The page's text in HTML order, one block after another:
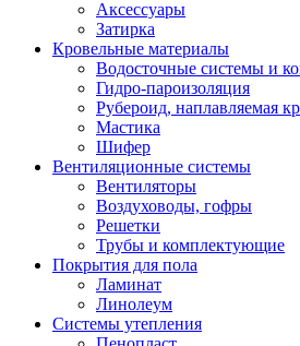
Аксессуары
Затирка
Кровельные материалы
Водосточные системы и
Гидро-пароизоляция
Рубероид, наплавляемая
Мастика
Шифер
Вентиляционные системы
Вентиляторы
Воздуховоды, гофры
Решетки
Трубы и комплектующие
Покрытия для пола
Ламинат
Линолеум
Системы утепления